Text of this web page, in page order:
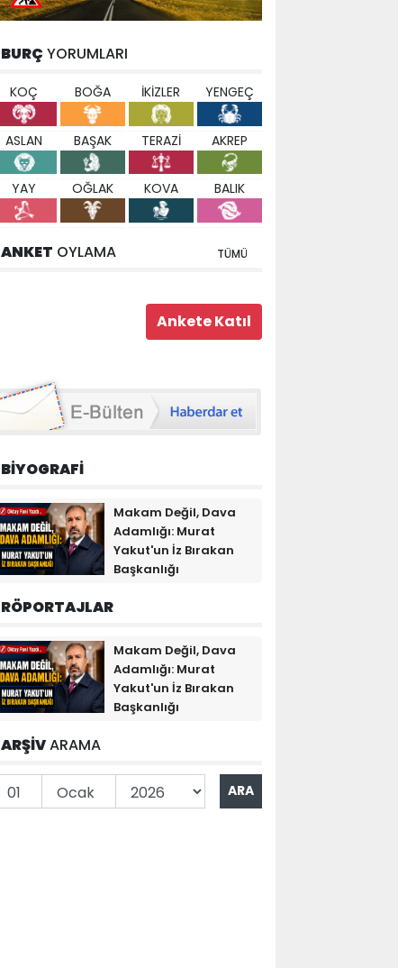
BURÇ YORUMLARI
KOÇ BOĞA İKİZLER YENGEÇ
ASLAN BAŞAK TERAZİ AKREP
YAY OĞLAK KOVA BALIK
ANKET OYLAMA TÜMÜ
BİYOGRAFİ
Makam Değil, Dava
Adamlığı: Murat
Yakut'un İz Bırakan
Başkanlığı
RÖPORTAJLAR
Makam Değil, Dava
Adamlığı: Murat
Yakut'un İz Bırakan
Başkanlığı
ARŞİVARAMA